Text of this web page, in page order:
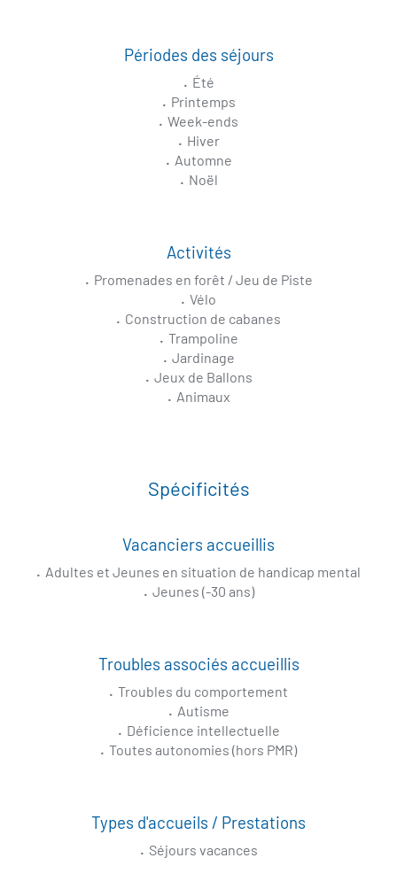
Périodes des séjours
Été
Printemps
Week-ends
Hiver
Automne
Noël
Activités
Promenades en forêt / Jeu de Piste
Vélo
Construction de cabanes
Trampoline
Jardinage
Jeux de Ballons
Animaux
Spécificités
Vacanciers accueillis
Adultes et Jeunes en situation de handicap mental
Jeunes (-30 ans)
Troubles associés accueillis
Troubles du comportement
Autisme
Déficience intellectuelle
Toutes autonomies (hors PMR)
Types d'accueils / Prestations
Séjours vacances